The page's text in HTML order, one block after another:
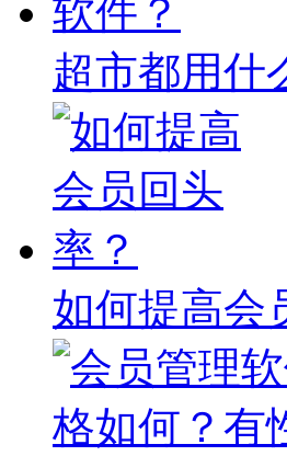
超市都用什
如何提高会